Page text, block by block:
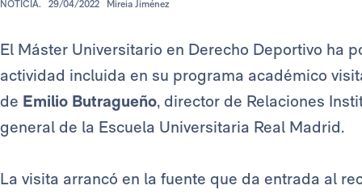
NOTICIA. 29/04/2022 Mireia Jiménez
El Máster Universitario en Derecho Deportivo ha
actividad incluida en su programa académico
de Emilio Butragueño, director de Relaciones
general de la Escuela Universitaria Real Madrid.
La visita arrancó en la fuente que da entrada al